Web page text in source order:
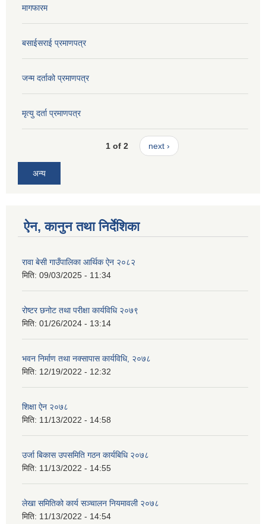
मागफारम
बसाईसराई प्रमाणपत्र
जन्म दर्ताको प्रमाणपत्र
मृत्यु दर्ता प्रमाणपत्र
1 of 2 next ›
अन्य
ऐन, कानुन तथा निर्देशिका
रावा बेसी गाउँपालिका आर्थिक ऐन २०८२
मिति: 09/03/2025 - 11:34
रोष्टर छनोट तथा परीक्षा कार्यविधि २०७९
मिति: 01/26/2024 - 13:14
भवन निर्माण तथा नक्सापास कार्यविधि, २०७८
मिति: 12/19/2022 - 12:32
शिक्षा ऐन २०७८
मिति: 11/13/2022 - 14:58
उर्जा बिकास उपसमिति गठन कार्यबिधि २०७८
मिति: 11/13/2022 - 14:55
लेखा समितिको कार्य सञ्चालन नियमावली २०७८
मिति: 11/13/2022 - 14:54